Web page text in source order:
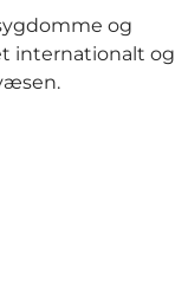
og
internationalt og